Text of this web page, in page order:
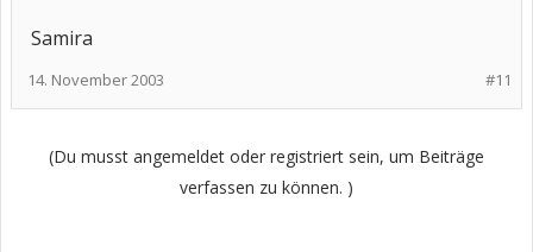
Samira
#11
14. November 2003
(Du musst angemeldet oder registriert sein, um Beiträge
verfassen zu können. )